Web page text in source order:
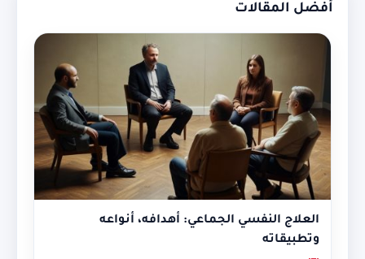
أفضل المقالات
العلاج النفسي الجماعي: أهدافه، أنواعه
وتطبيقاته